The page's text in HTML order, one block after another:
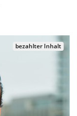
bezahlter Inhalt